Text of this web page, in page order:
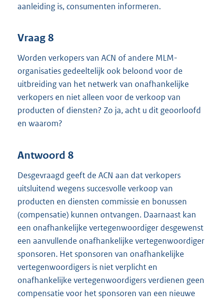
aanleiding is, consumenten informeren.
Vraag 8
Worden verkopers van ACN of andere MLM-
organisaties gedeeltelijk ook beloond voor de
uitbreiding van het netwerk van onafhankelijke
verkopers en niet alleen voor de verkoop van
producten of diensten? Zo ja, acht u dit geoorloofd
en waarom?
Antwoord 8
Desgevraagd geeft de ACN aan dat verkopers
uitsluitend wegens succesvolle verkoop van
producten en diensten commissie en bonussen
(compensatie) kunnen ontvangen. Daarnaast kan
een onafhankelijke vertegenwoordiger desgewenst
een aanvullende onafhankelijke vertegenwoordiger
sponsoren. Het sponsoren van onafhankelijke
vertegenwoordigers is niet verplicht en
onafhankelijke vertegenwoordigers verdienen geen
compensatie voor het sponsoren van een nieuwe